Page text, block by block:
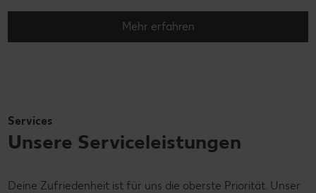
Mehr erfahren
Services
Unsere Serviceleistungen
Deine Zufriedenheit ist für uns die oberste Priorität. Unser